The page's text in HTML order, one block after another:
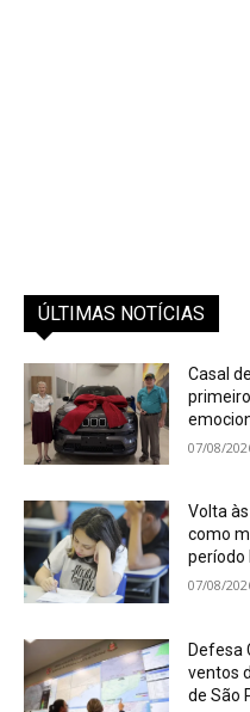
ÚLTIMAS NOTÍCIAS
Casal
07/08/
Volta
como
período
07/08/
Defesa
ventos
de São